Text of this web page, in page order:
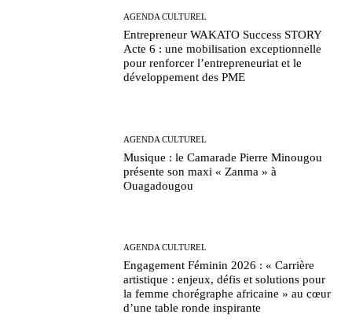
AGENDA CULTUREL
Entrepreneur WAKATO Success STORY
Acte 6 : une mobilisation exceptionnelle
pour renforcer l’entrepreneuriat et le
développement des PME
AGENDA CULTUREL
Musique : le Camarade Pierre Minougou
présente son maxi « Zanma » à
Ouagadougou
AGENDA CULTUREL
Engagement Féminin 2026 : « Carrière
artistique : enjeux, défis et solutions pour
la femme chorégraphe africaine » au cœur
d’une table ronde inspirante